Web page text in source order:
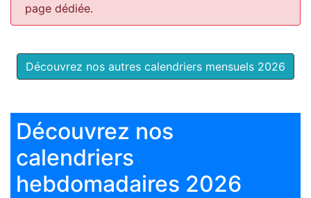
page dédiée.
Découvrez nos autres calendriers mensuels 2026
Découvrez nos
calendriers
hebdomadaires 2026